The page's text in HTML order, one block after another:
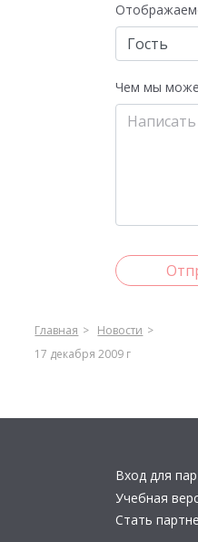
Чем мы
Главная
Новости
17 декабря 2009 г
Вход для
Учебная
Стать